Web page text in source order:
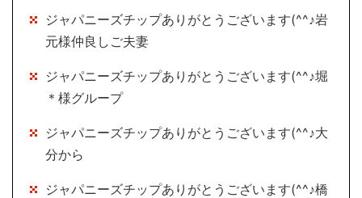
ジャパニーズチップありがとうございます(^^♪岩
元様仲良しご夫妻
ジャパニーズチップありがとうございます(^^♪堀
＊様グループ
ジャパニーズチップありがとうございます(^^♪大
分から
ジャパニーズチップありがとうございます(^^♪橋